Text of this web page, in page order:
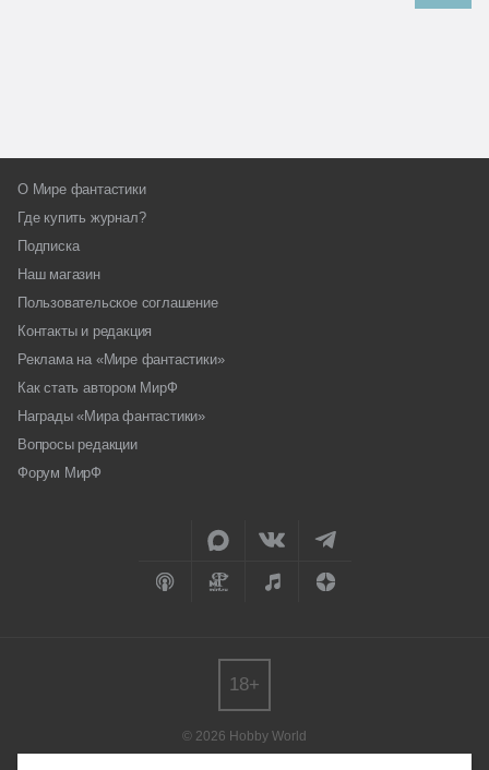
О Мире фантастики
Где купить журнал?
Подписка
Наш магазин
Пользовательское соглашение
Контакты и редакция
Реклама на «Мире фантастики»
Как стать автором МирФ
Награды «Мира фантастики»
Вопросы редакции
Форум МирФ
© 2026 Hobby World
18+